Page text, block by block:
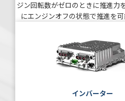
ジン回転数がゼロのときに推進力
にエンジンオフの状態で推進を可
インバーター